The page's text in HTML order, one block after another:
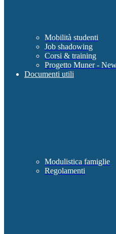
Mobilità studenti
Job shadowing
Corsi & training
Progetto Muner -
Documenti utili
Modulistica famiglie
Regolamenti